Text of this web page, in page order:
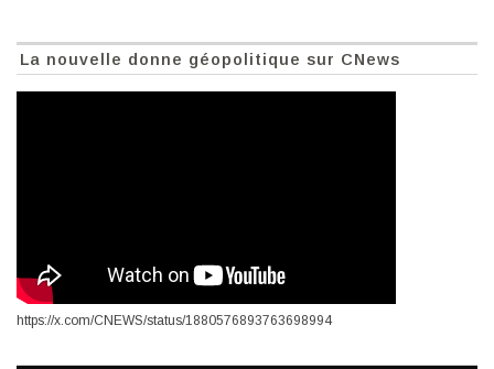
La nouvelle donne géopolitique sur CNews
https://x.com/CNEWS/status/1880576893763698994